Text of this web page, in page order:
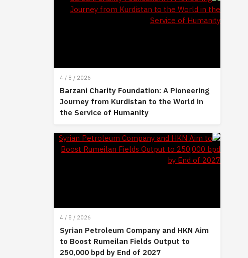
4 / 8 / 2026
Barzani Charity Foundation: A Pioneering
Journey from Kurdistan to the World in
the Service of Humanity
4 / 8 / 2026
Syrian Petroleum Company and HKN Aim
to Boost Rumeilan Fields Output to
250,000 bpd by End of 2027